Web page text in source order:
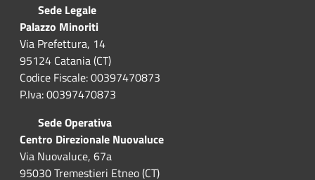
Sede Legale
Palazzo Minoriti
Via Prefettura, 14
95124 Catania (CT)
Codice Fiscale: 00397470873
P.Iva: 00397470873
Sede Operativa
Centro Direzionale Nuovaluce
Via Nuovaluce, 67a
95030 Tremestieri Etneo (CT)